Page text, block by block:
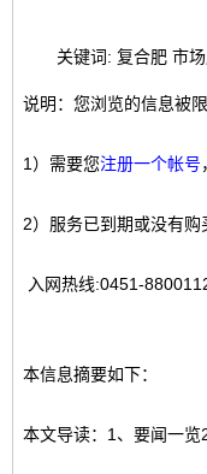
关键词: 复合肥 市
说明：您浏览的信息被
1）需要您注册一个帐号
2）服务已到期或没有购
入网热线:0451-
本信息摘要如下：
本文导读：1、要闻一